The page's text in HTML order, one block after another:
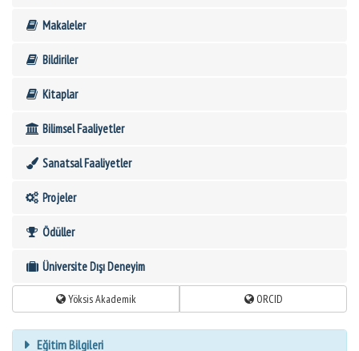
Makaleler
Bildiriler
Kitaplar
Bilimsel Faaliyetler
Sanatsal Faaliyetler
Projeler
Ödüller
Üniversite Dışı Deneyim
Yöksis Akademik ORCID
Eğitim Bilgileri